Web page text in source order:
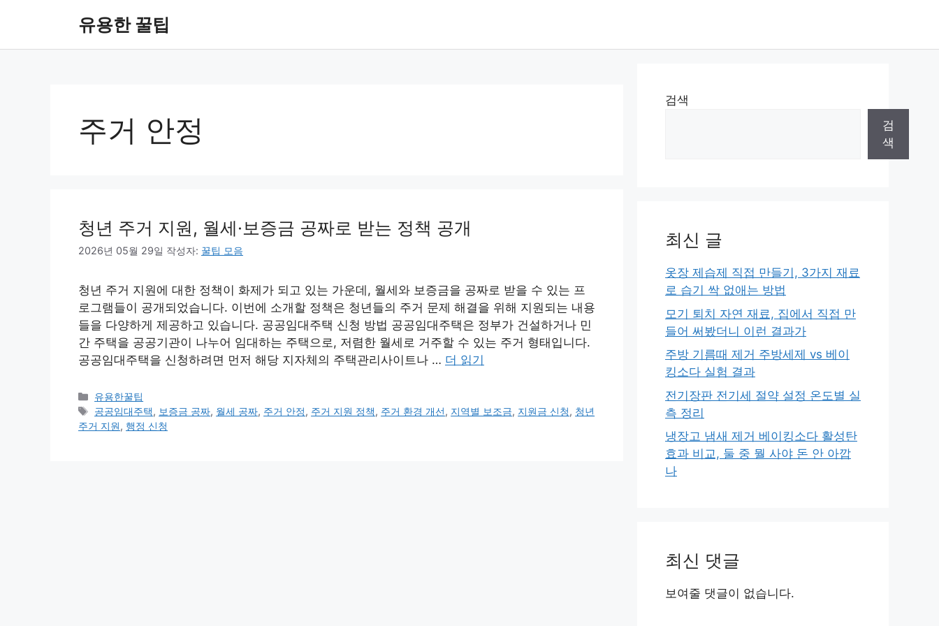
유용한 꿀팁
주거 안정
청년 주거 지원, 월세·보증금 공짜로 받는 정책 공개
2026년 05월 29일 작성자: 꿀팁 모음
청년 주거 지원에 대한 정책이 화제가 되고 있는 가운데, 월세와 보증금을 공짜로 받을 수 있는 프
로그램들이 공개되었습니다. 이번에 소개할 정책은 청년들의 주거 문제 해결을 위해 지원되는 내용
들을 다양하게 제공하고 있습니다. 공공임대주택 신청 방법 공공임대주택은 정부가 건설하거나 민
간 주택을 공공기관이 나누어 임대하는 주택으로, 저렴한 월세로 거주할 수 있는 주거 형태입니다.
공공임대주택을 신청하려면 먼저 해당 지자체의 주택관리사이트나 … 더 읽기
카
테
고
유용한꿀팁
태
그
공공임대주택, 보증금 공짜, 월세 공짜, 주거 안정, 주거 지원 정책, 주거 환경 개선, 지역별 보조금, 지원금 신청, 청년
주거 지원, 행정 신청
검색
검
색
최신 글
옷장 제습제 직접 만들기, 3가지 재료
로 습기 싹 없애는 방법
모기 퇴치 자연 재료, 집에서 직접 만
들어 써봤더니 이런 결과가
주방 기름때 제거 주방세제 vs 베이
킹소다 실험 결과
전기장판 전기세 절약 설정 온도별 실
측 정리
냉장고 냄새 제거 베이킹소다 활성탄
효과 비교, 둘 중 뭘 사야 돈 안 아깝
나
최신 댓글
보여줄 댓글이 없습니다.